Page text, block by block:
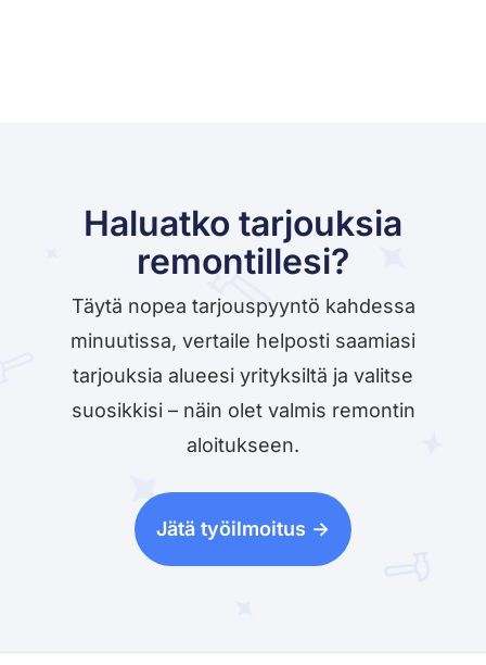
Haluatko tarjouksia
remontillesi?
Täytä nopea tarjouspyyntö kahdessa
minuutissa, vertaile helposti saamiasi
tarjouksia alueesi yrityksiltä ja valitse
suosikkisi – näin olet valmis remontin
aloitukseen.
Jätä työilmoitus ->